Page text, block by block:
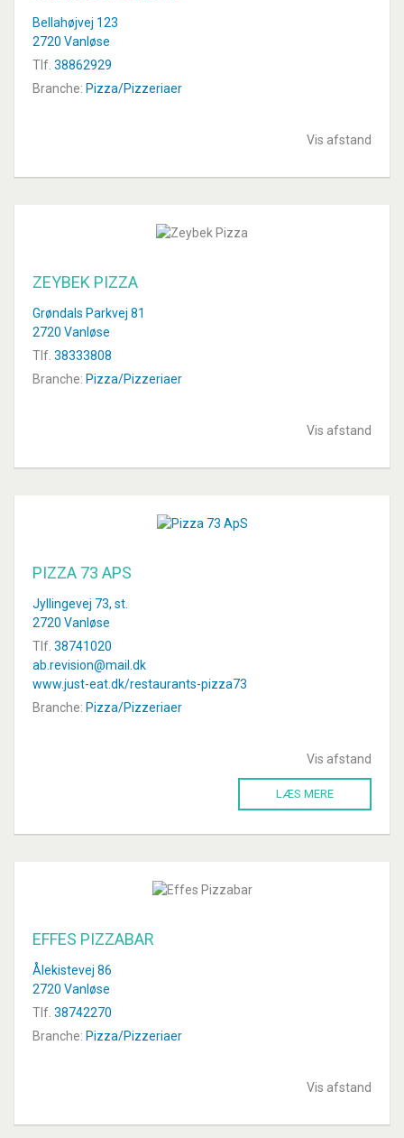
Bellahøjvej 123
2720 Vanløse
Tlf. 38862929
Branche: Pizza/Pizzeriaer
Vis afstand
ZEYBEK PIZZA
Grøndals Parkvej 81
2720 Vanløse
Tlf. 38333808
Branche: Pizza/Pizzeriaer
Vis afstand
PIZZA 73 APS
Jyllingevej 73, st.
2720 Vanløse
Tlf. 38741020
ab.revision@mail.dk
www.just-eat.dk/restaurants-pizza73
Branche: Pizza/Pizzeriaer
Vis afstand
LÆS MERE
EFFES PIZZABAR
Ålekistevej 86
2720 Vanløse
Tlf. 38742270
Branche: Pizza/Pizzeriaer
Vis afstand